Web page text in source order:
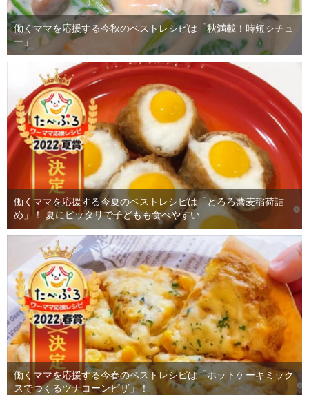
働くママを応援する今秋のベストレシピは「秋満載！時短シチュ
ー」
働くママを応援する今夏のベストレシピは「とろろ蕎麦稲荷詰
め」！ 夏にピッタリで子どもも食べやすい
働くママを応援する今春のベストレシピは「ホットケーキミック
スでつくるツナコーンピザ」！